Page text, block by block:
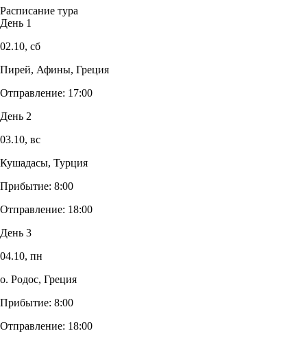
Расписание тура
День 1
02.10, сб
Пирей, Афины, Греция
Отправление: 17:00
День 2
03.10, вс
Кушадасы, Турция
Прибытие: 8:00
Отправление: 18:00
День 3
04.10, пн
о. Родос, Греция
Прибытие: 8:00
Отправление: 18:00